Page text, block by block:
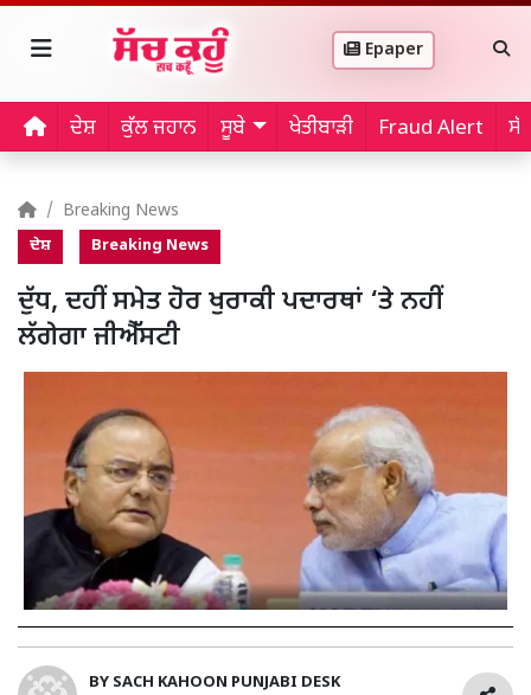
Epaper
ਦੇਸ਼ ਕੁੱਲ ਜਹਾਨ ਸੂਬੇ ਖੇਤੀਬਾੜੀ Fraud Alert
Breaking News
ਦੇਸ਼ Breaking News
ਦੁੱਧ, ਦਹੀਂ ਸਮੇਤ ਹੋਰ ਖੁਰਾਕੀ ਪਦਾਰਥਾਂ ‘ਤੇ ਨਹੀਂ
ਲੱਗੇਗਾ ਜੀਐੱਸਟੀ
BY SACH KAHOON PUNJABI DESK